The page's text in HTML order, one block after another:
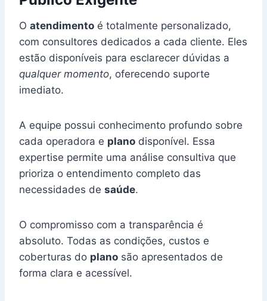
O atendimento é totalmente personalizado,
com consultores dedicados a cada cliente. Eles
estão disponíveis para esclarecer dúvidas a
qualquer momento, oferecendo suporte
imediato.
A equipe possui conhecimento profundo sobre
cada operadora e plano disponível. Essa
expertise permite uma análise consultiva que
prioriza o entendimento completo das
necessidades de saúde.
O compromisso com a transparência é
absoluto. Todas as condições, custos e
coberturas do plano são apresentados de
forma clara e acessível.